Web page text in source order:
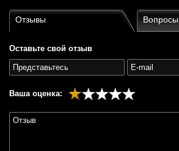
Отзывы Вопросы
Оставьте свой отзыв
Ваша оценка: